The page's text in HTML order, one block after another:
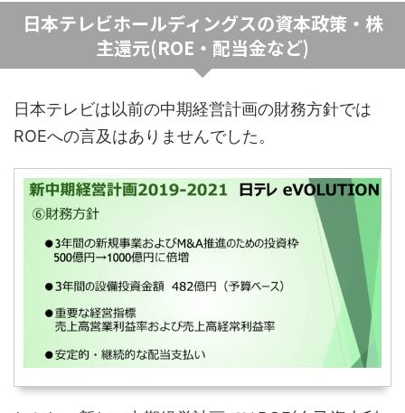
日本テレビホールディングスの資本政策・株
主還元(ROE・配当金など)
日本テレビは以前の中期経営計画の財務方針では
ROEへの言及はありませんでした。